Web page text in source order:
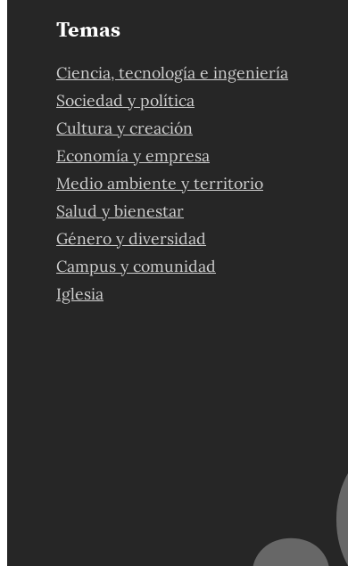
Temas
Ciencia, tecnología e ingeniería
Sociedad y política
Cultura y creación
Economía y empresa
Medio ambiente y territorio
Salud y bienestar
Género y diversidad
Campus y comunidad
Iglesia